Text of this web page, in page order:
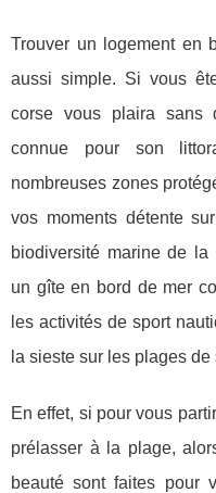
Trouver un logement en
aussi simple. Si vous
corse vous plaira sans
connue pour son
nombreuses zones
vos moments détente
biodiversité marine de
un gîte en bord de mer
les activités de sport
la sieste sur les plages de
En effet, si pour vous
prélasser à la plage,
beauté sont faites pour